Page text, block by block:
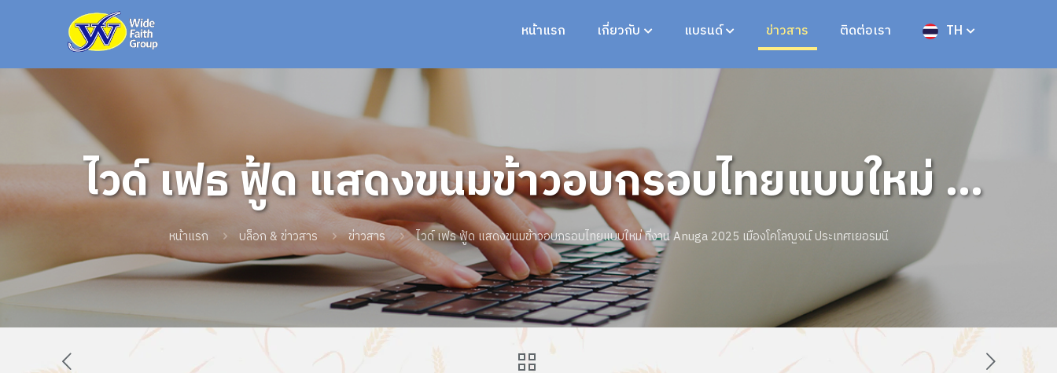
หน้าแรก เกี่ยวกับ แบรนด์ ข่าวสาร ติดต่อเรา TH
ไวด์ เฟธ ฟู้ด แสดงขนมข้าวอบกรอบไทยแบบใหม่ ที่
งาน Anuga 2025 เมืองโคโลญจน์ ประเทศเยอรมนี
หน้าแรก บล็อก & ข่าวสาร ข่าวสาร ไวด์ เฟธ ฟู้ด แสดงขนมข้าวอบกรอบไทยแบบใหม่ ที่งาน Anuga 2025 เมืองโคโลญจน์ ประเทศเยอรมนี